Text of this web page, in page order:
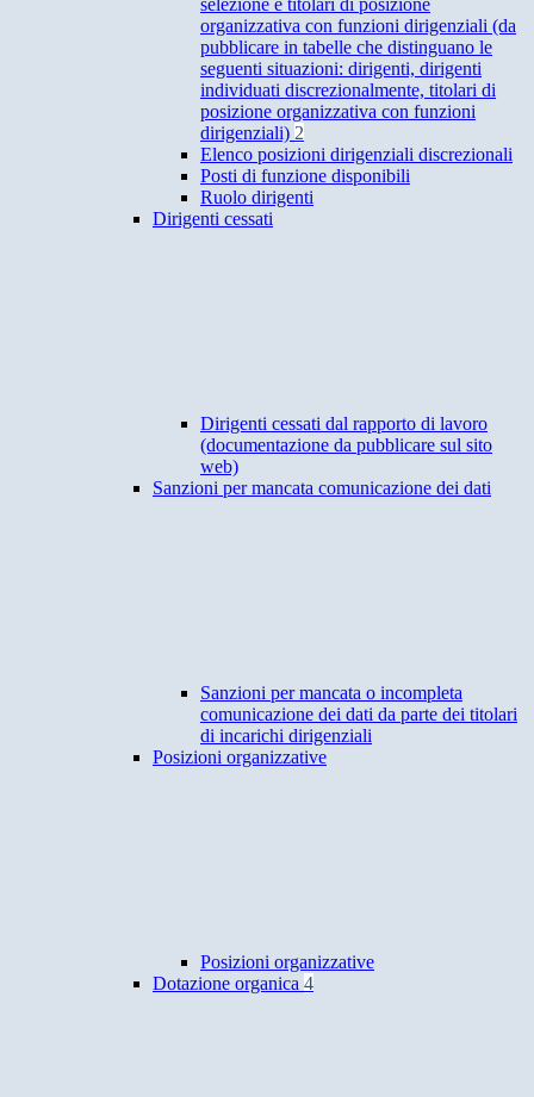
selezione e titolari di posizione
organizzativa con funzioni dirigenziali (da
pubblicare in tabelle che distinguano le
seguenti situazioni: dirigenti, dirigenti
individuati discrezionalmente, titolari di
posizione organizzativa con funzioni
dirigenziali) 2
Elenco posizioni dirigenziali discrezionali
Posti di funzione disponibili
Ruolo dirigenti
Dirigenti cessati
Dirigenti cessati dal rapporto di lavoro
(documentazione da pubblicare sul sito
web)
Sanzioni per mancata comunicazione dei dati
Sanzioni per mancata o incompleta
comunicazione dei dati da parte dei titolari
di incarichi dirigenziali
Posizioni organizzative
Posizioni organizzative
Dotazione organica 4